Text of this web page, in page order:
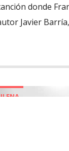
donde
Javier